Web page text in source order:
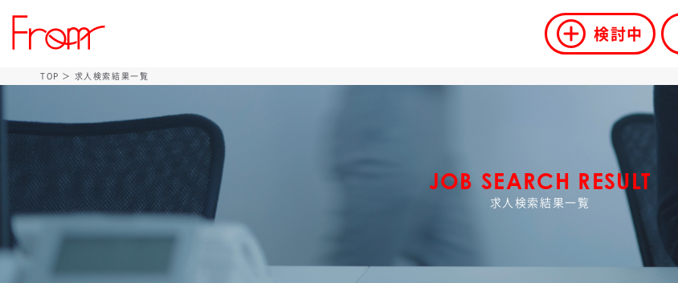
検討中
TOP ＞ 求人検索結果一覧
JOB SEARCH RESULT
求人検索結果一覧